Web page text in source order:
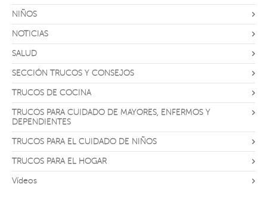
NIÑOS
NOTICIAS
SALUD
SECCIÓN TRUCOS Y CONSEJOS
TRUCOS DE COCINA
TRUCOS PARA CUIDADO DE MAYORES, ENFERMOS Y
DEPENDIENTES
TRUCOS PARA EL CUIDADO DE NIÑOS
TRUCOS PARA EL HOGAR
Vídeos